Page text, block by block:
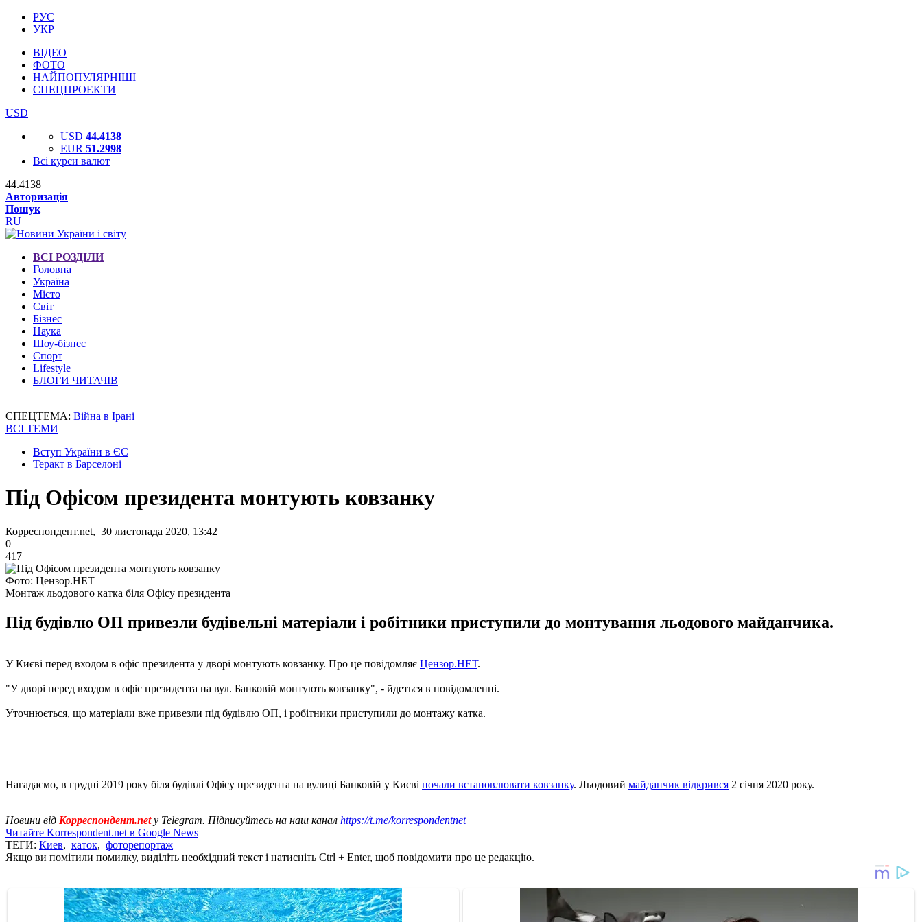
РУС
УКР
ВІДЕО
ФОТО
НАЙПОПУЛЯРНІШІ
СПЕЦПРОЕКТИ
USD
USD 44.4138
EUR 51.2998
Всі курси валют
44.4138
Авторизація
Пошук
RU
ВСІ РОЗДІЛИ
Головна
Україна
Місто
Світ
Бізнес
Наука
Шоу-бізнес
Спорт
Lifestyle
БЛОГИ ЧИТАЧІВ
СПЕЦТЕМА: Війна в Ірані
ВСІ ТЕМИ
Вступ України в ЄС
Теракт в Барселоні
Під Офісом президента монтують ковзанку
Корреспондент.net, 30 листопада 2020, 13:42
0
417
Фото: Цензор.НЕТ
Монтаж льодового катка біля Офісу президента
Під будівлю ОП привезли будівельні матеріали і робітники приступили до монтування льодового майданчика.
У Києві перед входом в офіс президента у дворі монтують ковзанку. Про це повідомляє Цензор.НЕТ.
"У дворі перед входом в офіс президента на вул. Банковій монтують ковзанку", - йдеться в повідомленні.
Уточнюється, що матеріали вже привезли під будівлю ОП, і робітники приступили до монтажу катка.
Нагадаємо, в грудні 2019 року біля будівлі Офісу президента на вулиці Банковій у Києві почали встановлювати ковзанку. Льодовий майданчик відкрився 2 січня 2020 року.
Новини від Корреспондент.netу Telegram. Підписуйтесь на наш канал https://t.me/korrespondentnet
Читайте Korrespondent.net в Google News
ТЕГИ: Киев, каток, фоторепортаж
Якщо ви помітили помилку, виділіть необхідний текст і натисніть Ctrl + Enter, щоб повідомити про це редакцію.